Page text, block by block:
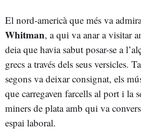
El nord-americà que més va
Whitman, a qui va anar a visitar
deia que havia sabut posar-se a
grecs a través dels seus versicles.
segons va deixar consignat, els
que carregaven farcells al port i la
miners de plata amb qui va
espai laboral.